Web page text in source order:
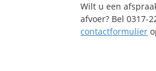
Wilt u een
afvoer? Bel 0317-
contactformulier